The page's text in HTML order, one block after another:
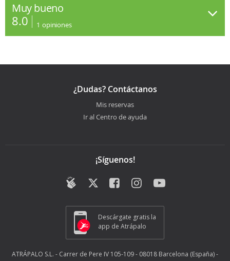
Muy bueno
8.0 1 opiniones
¿Dudas? Contáctanos
Mis reservas
Ir al Centro de ayuda
¡Síguenos!
Descárgate gratis la
app de Atrápalo
ATRÁPALO S.L. - Carrer de Pere IV 105-109 - 08018 Barcelona (España) -